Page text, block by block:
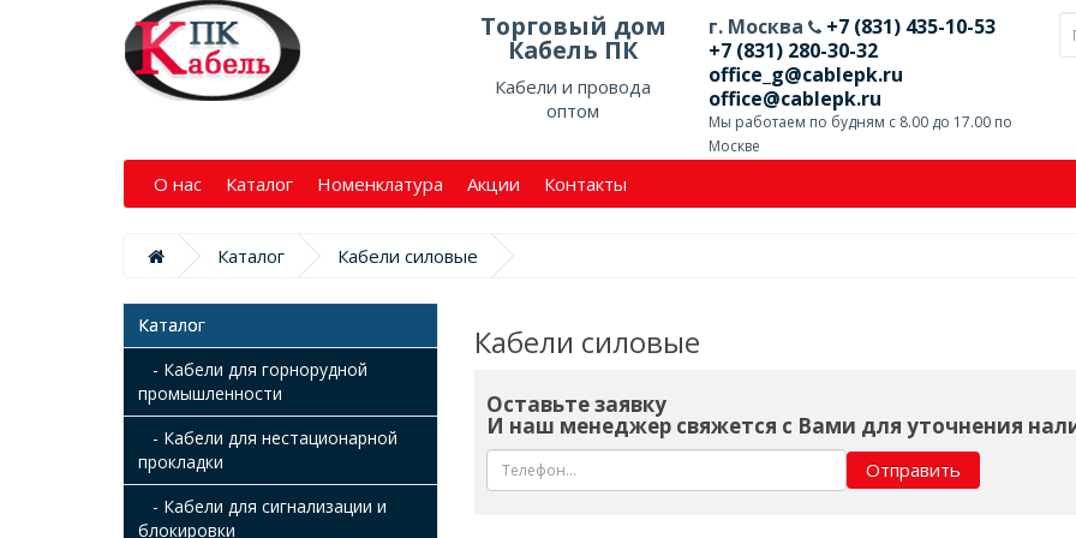
Торговый дом
Кабель ПК
Кабели и провода
оптом
г. Москва
+7 (831) 435-10-53
+7 (831) 280-30-32
office_g@cablepk.ru
office@cablepk.ru
Мы работаем по будням с 8.00 до 17.00 по
Москве
О нас Каталог Номенклатура Акции Контакты
Каталог Кабели силовые
Каталог
- Кабели для горнорудной
промышленности
- Кабели для нестационарной
прокладки
- Кабели для сигнализации и
блокировки
Кабели силовые
Оставьте заявку
И наш менеджер свяжется с Вами для уточнения
Отправить